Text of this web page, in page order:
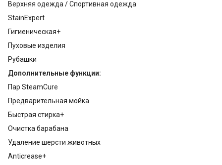
Верхняя одежда / Спортивная одежда
StainExpert
Гигиеническая+
Пуховые изделия
Рубашки
Дополнительные функции:
Пар SteamCure
Предварительная мойка
Быстрая стирка+
Очистка барабана
Удаление шерсти животных
Anticrease+